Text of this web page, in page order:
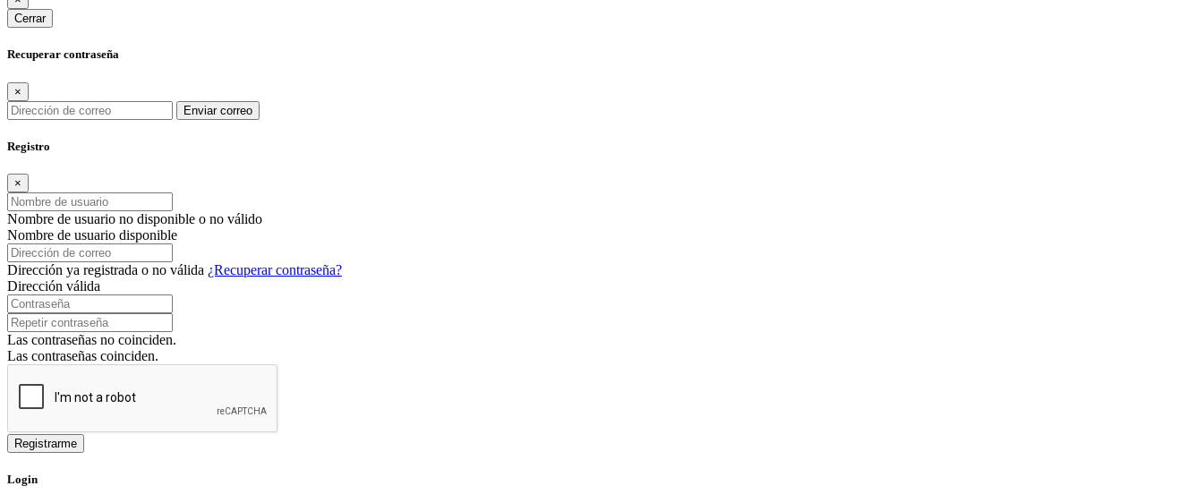
Cerrar
Recuperar contraseña
×
Enviar correo
Registro
×
Nombre de usuario no disponible o no válido
Nombre de usuario disponible
Dirección ya registrada o no válida ¿Recuperar contraseña?
Dirección válida
Las contraseñas no coinciden.
Las contraseñas coinciden.
Login